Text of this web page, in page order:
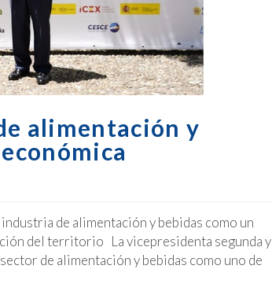
alimentación y
de alimentación y bebidas como un
del territorio La vicepresidenta segunda y
de alimentación y bebidas como uno de